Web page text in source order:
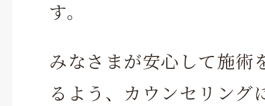
す。
みなさまが安心して施術
るよう、カウンセリング